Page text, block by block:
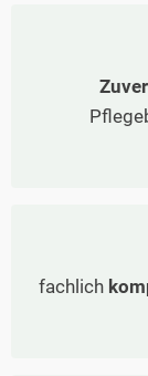
fachlich